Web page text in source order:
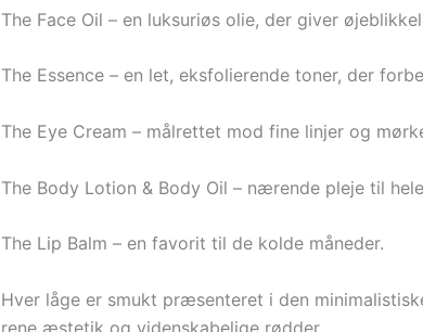
The Face Oil – en luksuriøs olie, der giver
The Essence – en let, eksfolierende toner, der
The Eye Cream – målrettet mod fine linjer og
The Body Lotion & Body Oil – nærende pleje til
The Lip Balm – en favorit til de kolde måneder.
Hver låge er smukt præsenteret i den
rene æstetik og videnskabelige rødder.